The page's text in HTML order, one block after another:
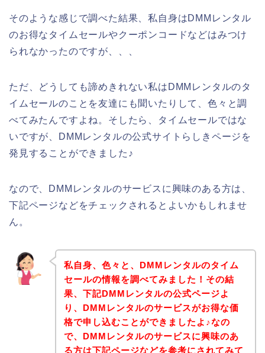
そのような感じで調べた結果、私自身はDMMレンタル
のお得なタイムセールやクーポンコードなどはみつけ
られなかったのですが、、、
ただ、どうしても諦めきれない私はDMMレンタルのタ
イムセールのことを友達にも聞いたりして、色々と調
べてみたんですよね。そしたら、タイムセールではな
いですが、DMMレンタルの公式サイトらしきページを
発見することができました♪
なので、DMMレンタルのサービスに興味のある方は、
下記ページなどをチェックされるとよいかもしれませ
ん。
私自身、色々と、DMMレンタルのタイム
セールの情報を調べてみました！その結
果、下記DMMレンタルの公式ページよ
り、DMMレンタルのサービスがお得な価
格で申し込むことができましたよ♪なの
で、DMMレンタルのサービスに興味のあ
る方は下記ページなどを参考にされてみて